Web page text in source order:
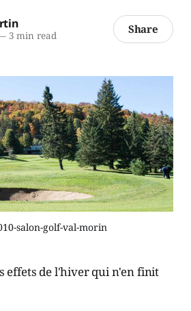
3 min read Share
salon-golf-val-morin
effets de l'hiver qui n'en finit